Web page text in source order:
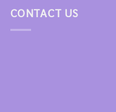
CONTACT US